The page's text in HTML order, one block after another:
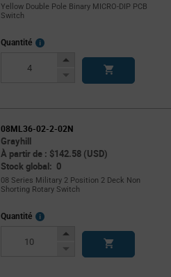
Yellow Double Pole Binary MICRO-DIP PCB
Switch
Quantité
More
Increase
Decrease
08ML36-02-2-02N
Grayhill
À partir de : $142.58 (USD)
Stock global: 0
08 Series Military 2 Position 2 Deck Non
Shorting Rotary Switch
Quantité
More
Increase
Decrease